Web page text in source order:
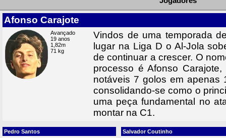
Afonso Carajote
Avançado
19 anos
1,82m
71 kg
Vindos de uma temporada
lugar na Liga D o Al-Jola
de continuar a crescer. O
processo é Afonso
notáveis 7 golos em apenas
consolidando-se como o
uma peça fundamental no
montar na C1.
Pedro Santos
Salvador Coutinho